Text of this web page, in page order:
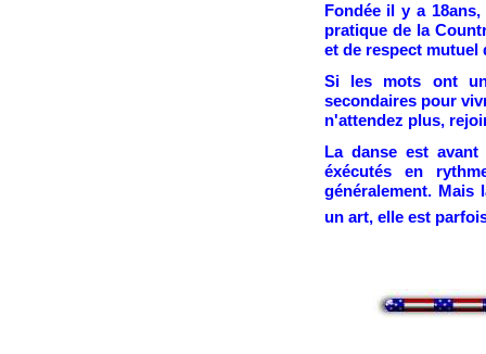
Fondée il y a
pratique de la
et de respect mutuel
Si les mots ont
secondaires pour
n'attendez plus,
La danse est
éxécutés en
généralement. Mais
un art, elle est